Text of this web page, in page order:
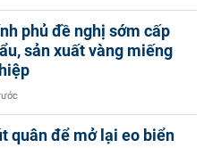
phủ đề nghị sớm cấp
sản xuất vàng miếng
quân để mở lại eo biển